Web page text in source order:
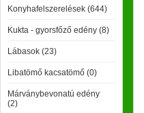
Konyhafelszerelések (644)
Kukta - gyorsfőző edény (8)
Lábasok (23)
Libatömő kacsatömő (0)
Márványbevonatú edény
(2)